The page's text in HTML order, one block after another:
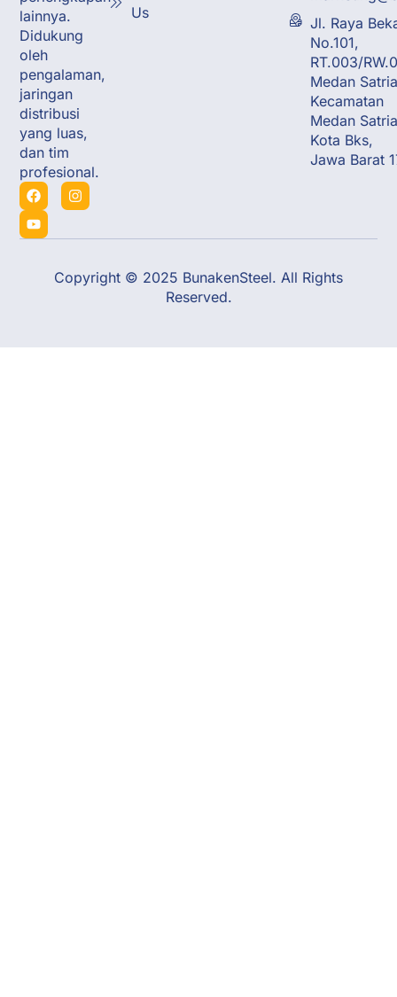
lainnya.
Didukung
oleh
pengalaman,
jaringan
distribusi
yang luas,
dan tim
profesional.
Us
Jl. Raya
No.101,
RT.003/
Medan
Kecamatan
Medan
Kota Bks,
Jawa Barat
Copyright © 2025 BunakenSteel. All Rights
Reserved.